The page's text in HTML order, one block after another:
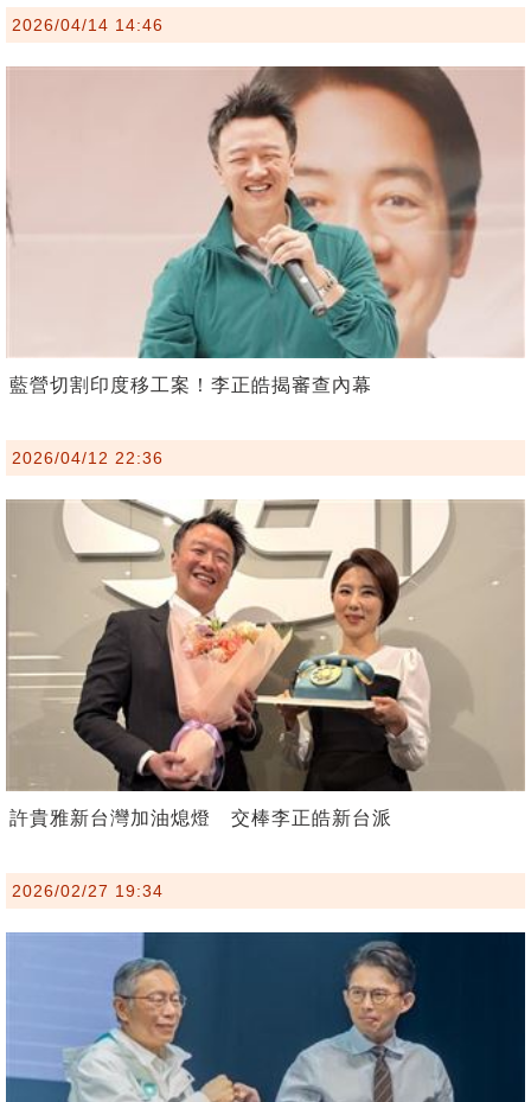
2026/04/14 14:46
藍營切割印度移工案！李正皓揭審查內幕
2026/04/12 22:36
許貴雅新台灣加油熄燈 交棒李正皓新台派
2026/02/27 19:34